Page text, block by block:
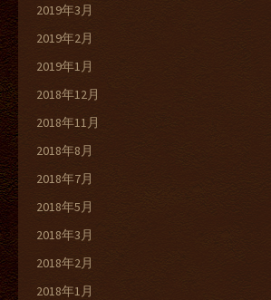
2019年3月
2019年2月
2019年1月
2018年12月
2018年11月
2018年8月
2018年7月
2018年5月
2018年3月
2018年2月
2018年1月